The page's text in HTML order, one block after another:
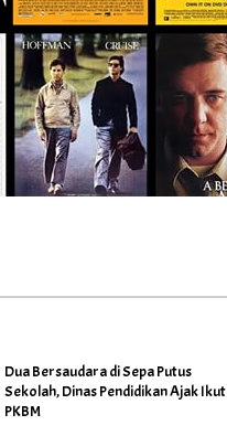
Dua Bersaudara di Sepa Putus
Sekolah, Dinas Pendidikan Ajak Ikut
PKBM